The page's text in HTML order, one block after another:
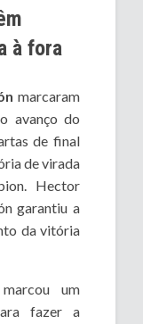
à fora
marcaram
avanço do
de final
de virada
Hector
garantiu a
da vitória
marcou um
fazer a